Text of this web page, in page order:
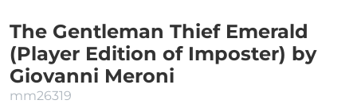
The Gentleman Thief Emerald
(Player Edition of Imposter) by
Giovanni Meroni
mm26319